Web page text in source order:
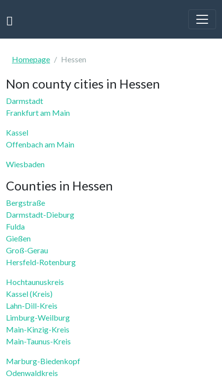
Homepage Hessen
Non county cities in Hessen
Darmstadt
Frankfurt am Main
Kassel
Offenbach am Main
Wiesbaden
Counties in Hessen
Bergstraße
Darmstadt-Dieburg
Fulda
Gießen
Groß-Gerau
Hersfeld-Rotenburg
Hochtaunuskreis
Kassel (Kreis)
Lahn-Dill-Kreis
Limburg-Weilburg
Main-Kinzig-Kreis
Main-Taunus-Kreis
Marburg-Biedenkopf
Odenwaldkreis